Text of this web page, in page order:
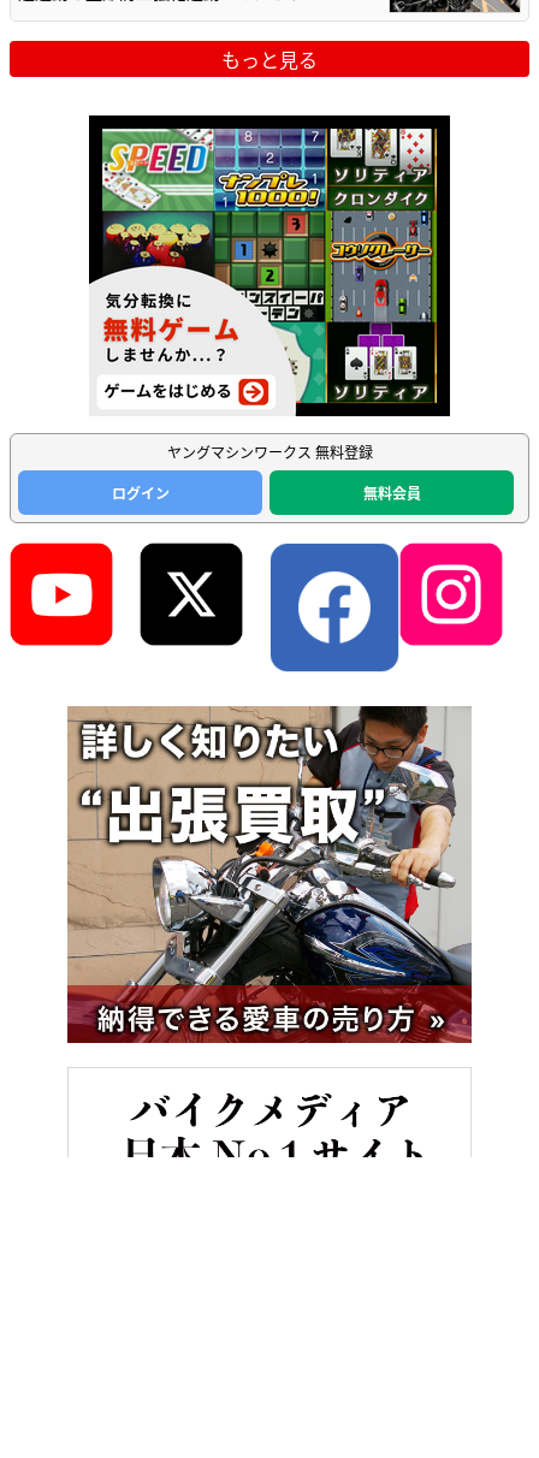
もっと見る
ヤングマシンワークス 無料登録
ログイン
無料会員